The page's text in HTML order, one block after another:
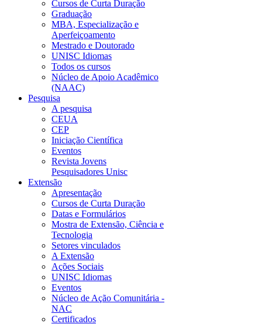
Cursos de Curta Duração
Graduação
MBA, Especialização e
Aperfeiçoamento
Mestrado e Doutorado
UNISC Idiomas
Todos os cursos
Núcleo de Apoio Acadêmico
(NAAC)
Pesquisa
A pesquisa
CEUA
CEP
Iniciação Científica
Eventos
Revista Jovens
Pesquisadores Unisc
Extensão
Apresentação
Cursos de Curta Duração
Datas e Formulários
Mostra de Extensão, Ciência e
Tecnologia
Setores vinculados
A Extensão
Ações Sociais
UNISC Idiomas
Eventos
Núcleo de Ação Comunitária -
NAC
Certificados